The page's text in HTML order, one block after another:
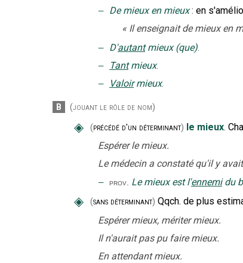
‒ De mieux en mieux : en
« Il enseignait de mieux en
‒ D'autant mieux (que).
‒
Tant mieux.
‒
Valoir mieux.
B (jouant le rôle de nom)
◈ (précédé d'un déterminant) le mieux.
Espérer le mieux.
Le médecin a constaté qu'il y
‒ prov. Le mieux est l'ennemi du
◈ (sans déterminant) Qqch. de plus
Espérer mieux, mériter mieux.
Il n'aurait pas pu faire mieux.
En attendant mieux.